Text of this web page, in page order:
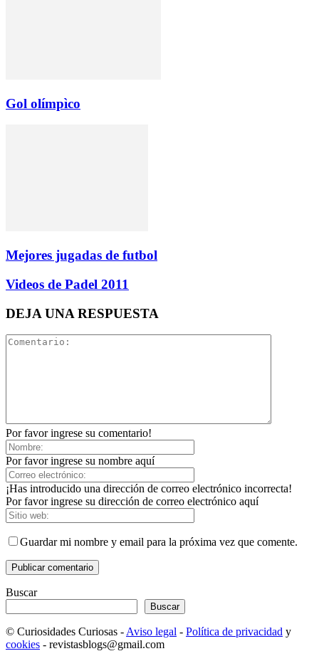
Gol olímpìco
Mejores jugadas de futbol
Videos de Padel 2011
DEJA UNA RESPUESTA
Por favor ingrese su comentario!
Por favor ingrese su nombre aquí
¡Has introducido una dirección de correo electrónico incorrecta!
Por favor ingrese su dirección de correo electrónico aquí
Guardar mi nombre y email para la próxima vez que comente.
Buscar
Buscar
© Curiosidades Curiosas - Aviso legal - Política de privacidad y
cookies - revistasblogs@gmail.com